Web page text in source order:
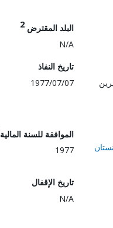
البلد المقترض 2
N/A
تاريخ النفاذ
1977/07/07
الموافقة للسنة المالية
1977
تاريخ الإقفال
N/A